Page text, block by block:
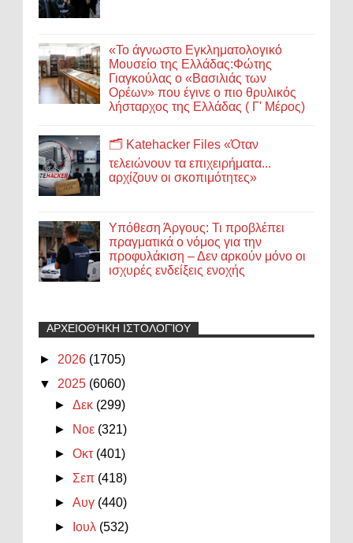
«Το άγνωστο Εγκληματολογικό
Μουσείο της Ελλάδας:Φώτης
Γιαγκούλας ο «Βασιλιάς των
Ορέων» που έγινε ο πιο θρυλικός
λήσταρχος της Ελλάδας ( Γ' Μέρος)
🗂️ Katehacker Files «Όταν
τελειώνουν τα επιχειρήματα...
αρχίζουν οι σκοπιμότητες»
Υπόθεση Άργους: Τι προβλέπει
πραγματικά ο νόμος για την
προφυλάκιση – Δεν αρκούν μόνο οι
ισχυρές ενδείξεις ενοχής
ΑΡΧΕΙΟΘΉΚΗ ΙΣΤΟΛΟΓΊΟΥ
► 2026 (1705)
▼ 2025 (6060)
►Δεκ (299)
►
Νοε (321)
►Οκτ (401)
► Σεπ (418)
►Αυγ (440)
►
Ιουλ (532)